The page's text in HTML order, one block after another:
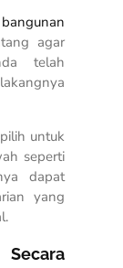
agar
telah
untuk
seperti
dapat
yang